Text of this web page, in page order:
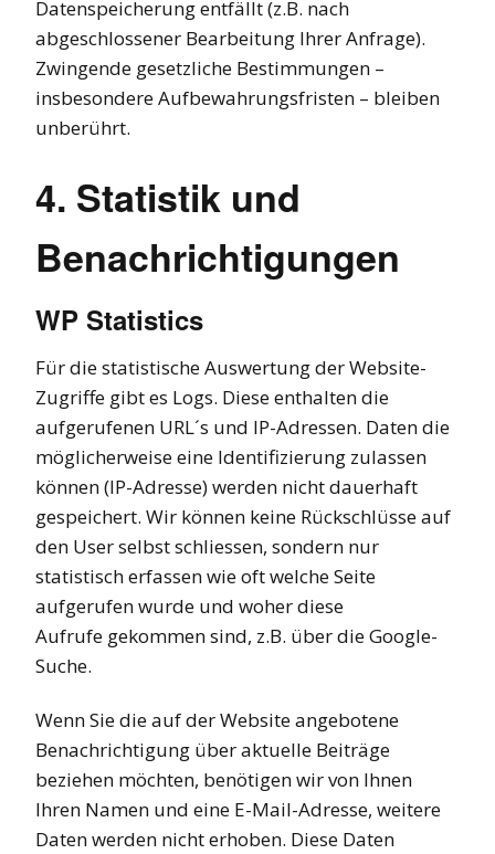
Datenspeicherung entfällt (z.B. nach
abgeschlossener Bearbeitung Ihrer Anfrage).
Zwingende gesetzliche Bestimmungen –
insbesondere Aufbewahrungsfristen – bleiben
unberührt.
4. Statistik und
Benachrichtigungen
WP Statistics
Für die statistische Auswertung der Website-
Zugriffe gibt es Logs. Diese enthalten die
aufgerufenen URL´s und IP-Adressen. Daten die
möglicherweise eine Identifizierung zulassen
können (IP-Adresse) werden nicht dauerhaft
gespeichert. Wir können keine Rückschlüsse auf
den User selbst schliessen, sondern nur
statistisch erfassen wie oft welche Seite
aufgerufen wurde und woher diese
Aufrufe gekommen sind, z.B. über die Google-
Suche.
Wenn Sie die auf der Website angebotene
Benachrichtigung über aktuelle Beiträge
beziehen möchten, benötigen wir von Ihnen
Ihren Namen und eine E-Mail-Adresse, weitere
Daten werden nicht erhoben. Diese Daten